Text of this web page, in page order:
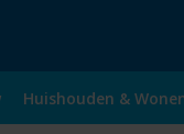
Huishouden &